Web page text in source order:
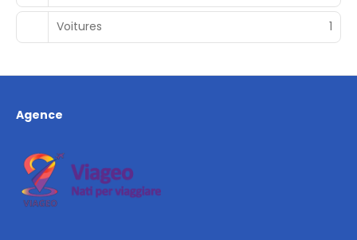
Voitures 1
Agence